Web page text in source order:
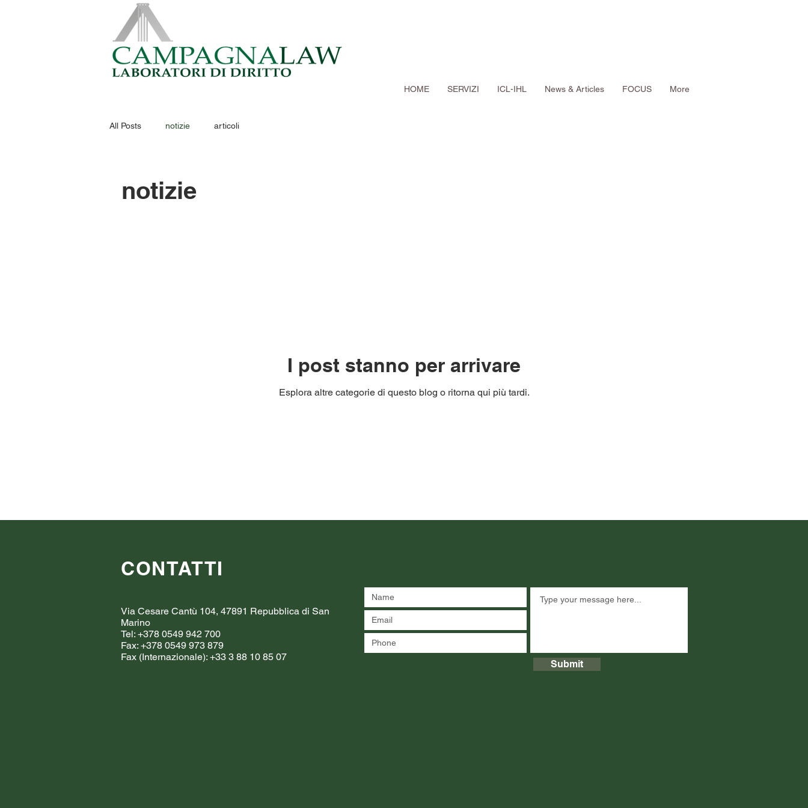
HOME SERVIZI ICL-IHL News & Articles FOCUS More
All Posts notizie articoli
notizie
I post stanno per arrivare
Esplora altre categorie di questo blog o ritorna qui più tardi.
CONTATTI
Via Cesare Cantù 104, 47891 Repubblica di San
Marino
Tel: +378 0549 942 700
Fax: +378 0549 973 879
Fax (Internazionale): +33 3 88 10 85 07
Submit